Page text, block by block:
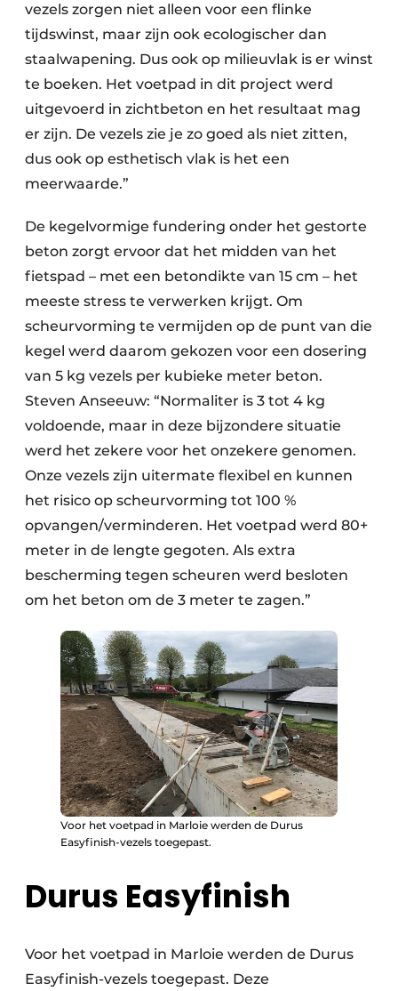
vezels zorgen niet alleen voor een flinke
tijdswinst, maar zijn ook ecologischer dan
staalwapening. Dus ook op milieuvlak is er winst
te boeken. Het voetpad in dit project werd
uitgevoerd in zichtbeton en het resultaat mag
er zijn. De vezels zie je zo goed als niet zitten,
dus ook op esthetisch vlak is het een
meerwaarde.”
De kegelvormige fundering onder het gestorte
beton zorgt ervoor dat het midden van het
fietspad – met een betondikte van 15 cm – het
meeste stress te verwerken krijgt. Om
scheurvorming te vermijden op de punt van die
kegel werd daarom gekozen voor een dosering
van 5 kg vezels per kubieke meter beton.
Steven Anseeuw: “Normaliter is 3 tot 4 kg
voldoende, maar in deze bijzondere situatie
werd het zekere voor het onzekere genomen.
Onze vezels zijn uitermate flexibel en kunnen
het risico op scheurvorming tot 100 %
opvangen/verminderen. Het voetpad werd 80+
meter in de lengte gegoten. Als extra
bescherming tegen scheuren werd besloten
om het beton om de 3 meter te zagen.”
Voor het voetpad in Marloie werden de Durus
Easyfinish-vezels toegepast.
Durus Easyfinish
Voor het voetpad in Marloie werden de Durus
Easyfinish-vezels toegepast. Deze